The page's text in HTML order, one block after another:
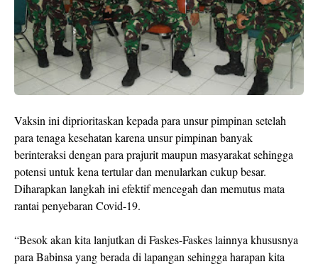
Vaksin ini diprioritaskan kepada para unsur pimpinan setelah
para tenaga kesehatan karena unsur pimpinan banyak
berinteraksi dengan para prajurit maupun masyarakat sehingga
potensi untuk kena tertular dan menularkan cukup besar.
Diharapkan langkah ini efektif mencegah dan memutus mata
rantai penyebaran Covid-19.
“Besok akan kita lanjutkan di Faskes-Faskes lainnya khususnya
para Babinsa yang berada di lapangan sehingga harapan kita